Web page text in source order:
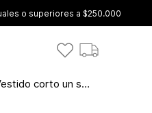
o superiores a $250.000
Vestido corto un solo hombro